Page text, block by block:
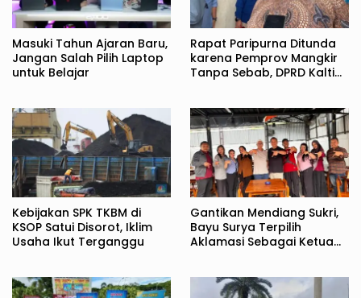
Masuki Tahun Ajaran Baru,
Jangan Salah Pilih Laptop
untuk Belajar
Rapat Paripurna Ditunda
karena Pemprov Mangkir
Tanpa Sebab, DPRD Kaltim
Kebijakan SPK TKBM di
KSOP Satui Disorot, Iklim
Usaha Ikut Terganggu
Gantikan Mendiang Sukri,
Bayu Surya Terpilih
Aklamasi Sebagai Ketua